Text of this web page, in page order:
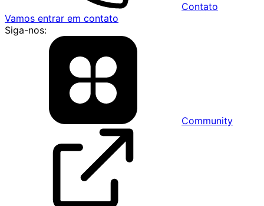
Contato
Vamos entrar em contato
Siga-nos:
Community